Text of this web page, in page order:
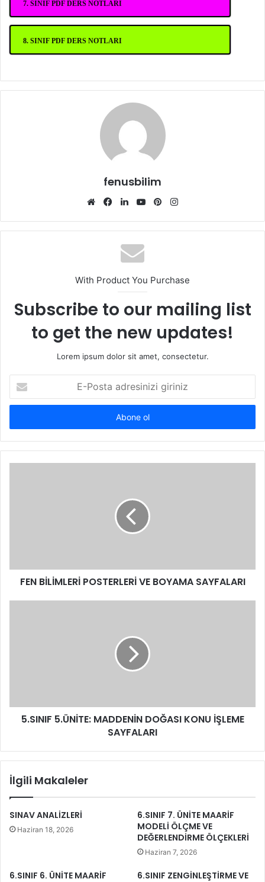
7. SINIF PDF DERS NOTLARI
8. SINIF PDF DERS NOTLARI
fenusbilim
Web
Facebook
LinkedInYouTubePinterest
With Product You Purchase
Subscribe to our mailing list
to get the new updates!
Lorem ipsum dolor sit amet, consectetur.
Posta
adresinizi
FEN BİLİMLERİ POSTERLERİ VE BOYAMA SAYFALARI
5.SINIF 5.ÜNİTE: MADDENİN DOĞASI KONU İŞLEME
SAYFALARI
İlgili Makaleler
SINAV ANALİZLERİ
Haziran 18, 2026
6.SINIF 7. ÜNİTE MAARİF
MODELİ ÖLÇME VE
DEĞERLENDİRME ÖLÇEKLERİ
Haziran 7, 2026
6.SINIF 6. ÜNİTE MAARİF
6.SINIF ZENGİNLEŞTİRME VE